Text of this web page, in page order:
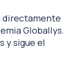
directamente
Globallys.
y sigue el